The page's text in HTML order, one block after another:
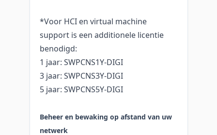
*Voor HCI en virtual machine
support is een additionele licentie
benodigd:
1 jaar: SWPCNS1Y-DIGI
3 jaar: SWPCNS3Y-DIGI
5 jaar: SWPCNS5Y-DIGI
Beheer en bewaking op afstand van uw
netwerk